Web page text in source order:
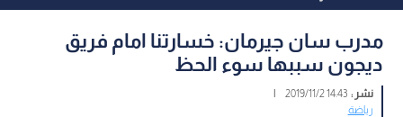
مدرب سان جيرمان: خسارتنا امام فريق
ديجون سببها سوء الحظ
نشر :14:43 2019/11/2
|
رياضة